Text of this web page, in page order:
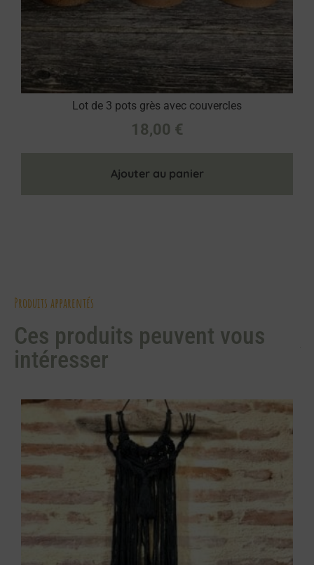
Lot de 3 pots grès avec couvercles
18,00 €
Ajouter au panier
Produits apparentés
Ces produits peuvent vous
intéresser